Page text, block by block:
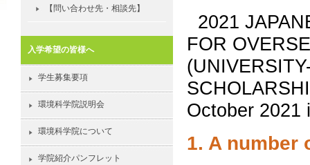
2021
FOR
October 2021
1. A number
【問い合わせ先・相談先】
入学希望の皆様へ
学生募集要項
環境科学院説明会
環境科学院について
学院紹介パンフレット